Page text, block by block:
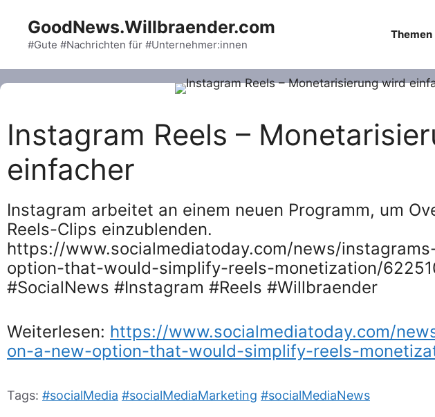
content
GoodNews.Willbraender.com
#Gute #Nachrichten für #Unternehmer:innen
Themen
Instagram Reels –
einfacher
Instagram arbeitet an einem neuen Programm, um
Reels-Clips einzublenden.
https://www.socialmediatoday.com/news/
option-that-would-simplify-reels-monetization/
#SocialNews #Instagram #Reels #Willbraender
Weiterlesen: https://www.socialmediatoday.com/
on-a-new-option-that-would-simplify-reels-
Tags: #socialMedia #socialMediaMarketing #socialMediaNews